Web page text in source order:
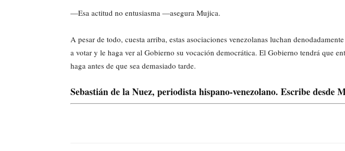
—Esa actitud no entusiasma —asegura Mujica.
A pesar de todo, cuesta arriba, estas asociaciones venezolanas luchan
a votar y le haga ver al Gobierno su vocación democrática. El Gobierno tendrá que
haga antes de que sea demasiado tarde.
Sebastián de la Nuez, periodista hispano-venezolano. Escribe desde